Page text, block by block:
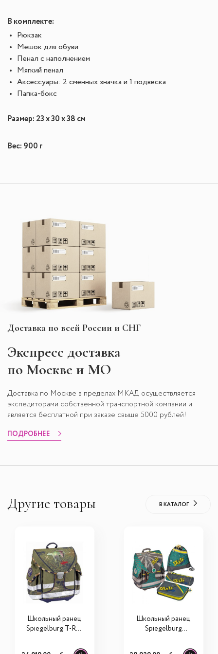
В комплекте:
Рюкзак
Мешок для обуви
Пенал с наполнением
Мягкий пенал
Аксессуары: 2 сменных значка и 1 подвеска
Папка-бокс
Размер: 23 х 30 х 38 см
Вес: 900 г
Доставка по всей России и СНГ
Экспресс доставка
по Москве и МО
Доставка по Москве в пределах МКАД осуществляется
экспедиторами собственной транспортной компании и
является бесплатной при заказе свыше 5000 рублей!
ПОДРОБНЕЕ
Другие товары В КАТАЛОГ
Школьный ранец
Spiegelburg T-Rex
Школьный ранец
Spiegelburg
Ergo Style plus с